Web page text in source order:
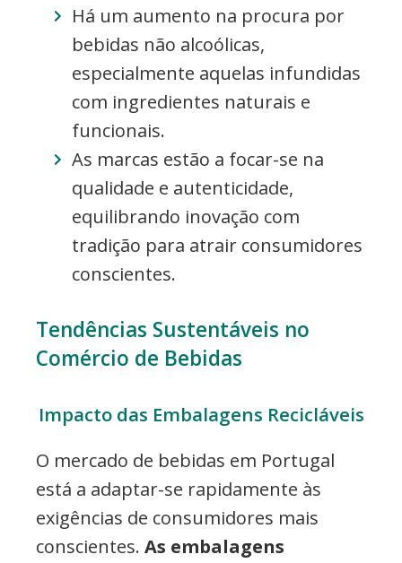
Há um aumento na procura por
bebidas não alcoólicas,
especialmente aquelas infundidas
com ingredientes naturais e
funcionais.
As marcas estão a focar-se na
qualidade e autenticidade,
equilibrando inovação com
tradição para atrair consumidores
conscientes.
Tendências Sustentáveis no
Comércio de Bebidas
Impacto das Embalagens Recicláveis
O mercado de bebidas em Portugal
está a adaptar-se rapidamente às
exigências de consumidores mais
conscientes. As embalagens